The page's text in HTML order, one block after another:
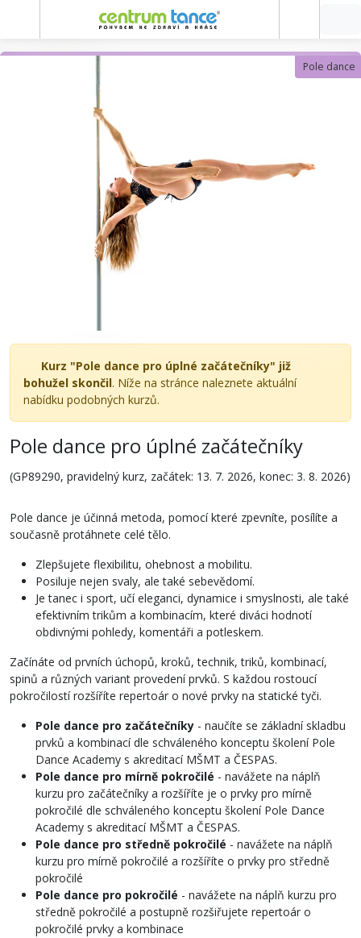
Pole dance
Kurz "Pole dance pro úplné začátečníky" již
bohužel skončil. Níže na stránce naleznete aktuální
nabídku podobných kurzů.
Pole dance pro úplné začátečníky
(GP89290, pravidelný kurz, začátek: 13. 7. 2026, konec: 3. 8. 2026)
Pole dance je účinná metoda, pomocí které zpevníte, posílíte a
současně protáhnete celé tělo.
Zlepšujete flexibilitu, ohebnost a mobilitu.
Posiluje nejen svaly, ale také sebevědomí.
Je tanec i sport, učí eleganci, dynamice i smyslnosti, ale také
efektivním trikům a kombinacím, které diváci hodnotí
obdivnými pohledy, komentáři a potleskem.
Začínáte od prvních úchopů, kroků, technik, triků, kombinací,
spinů a různých variant provedení prvků. S každou rostoucí
pokročilostí rozšíříte repertoár o nové prvky na statické tyči.
Pole dance pro začátečníky - naučíte se základní skladbu
prvků a kombinací dle schváleného konceptu školení Pole
Dance Academy s akreditací MŠMT a ČESPAS.
Pole dance pro mírně pokročilé - navážete na náplň
kurzu pro začátečníky a rozšíříte je o prvky pro mírně
pokročilé dle schváleného konceptu školení Pole Dance
Academy s akreditací MŠMT a ČESPAS.
Pole dance pro středně pokročilé - navážete na náplň
kurzu pro mírně pokročilé a rozšíříte o prvky pro středně
pokročilé
Pole dance pro pokročilé - navážete na náplň kurzu pro
středně pokročilé a postupně rozšiřujete repertoár o
pokročilé prvky a kombinace